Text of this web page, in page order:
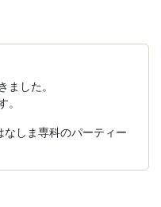
ました。
。
しま専科のパーティー